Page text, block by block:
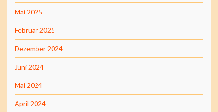
Mai 2025
Februar 2025
Dezember 2024
Juni 2024
Mai 2024
April 2024